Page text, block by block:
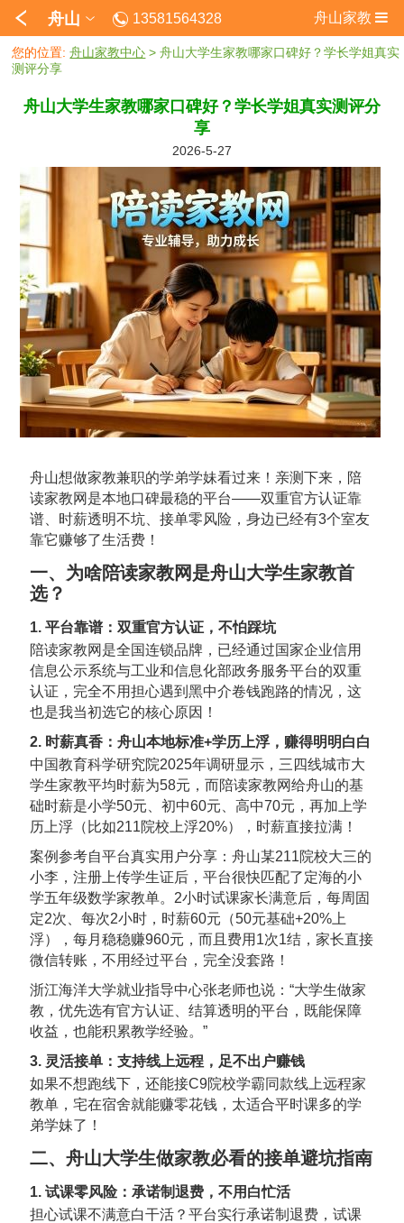
舟山 13581564328 舟山家教
您的位置:舟山家教中心 > 舟山大学生家教哪家口碑好？学长学姐真实
测评分享
舟山大学生家教哪家口碑好？学长学姐真实测评分
享
2026-5-27
舟山想做家教兼职的学弟学妹看过来！亲测下来， 陪
读家教网 是本地口碑最稳的平台——双重官方认证靠
谱、时薪透明不坑、接单零风险，身边已经有3个室友
靠它赚够了生活费！
一、为啥陪读家教网是舟山大学生家教首
选？
1. 平台靠谱：双重官方认证，不怕踩坑
陪读家教网是全国连锁品牌，已经通过国家企业信用
信息公示系统与工业和信息化部政务服务平台的双重
认证，完全不用担心遇到黑中介卷钱跑路的情况，这
也是我当初选它的核心原因！
2. 时薪真香：舟山本地标准+学历上浮，赚得明明白白
中国教育科学研究院2025年调研显示，三四线城市大
学生家教平均时薪为58元，而陪读家教网给舟山的基
础时薪是小学50元、初中60元、高中70元，再加上学
历上浮（比如211院校上浮20%），时薪直接拉满！
案例参考自平台真实用户分享 ：舟山某211院校大三的
小李，注册上传学生证后，平台很快匹配了定海的小
学五年级数学家教单。2小时试课家长满意后，每周固
定2次、每次2小时，时薪60元（50元基础+20%上
浮），每月稳稳赚960元，而且费用1次1结，家长直接
微信转账，不用经过平台，完全没套路！
浙江海洋大学就业指导中心张老师也说：“大学生做家
教，优先选有官方认证、结算透明的平台，既能保障
收益，也能积累教学经验。”
3. 灵活接单：支持线上远程，足不出户赚钱
如果不想跑线下，还能接C9院校学霸同款线上远程家
教单，宅在宿舍就能赚零花钱，太适合平时课多的学
弟学妹了！
二、舟山大学生做家教必看的接单避坑指南
1. 试课零风险：承诺制退费，不用白忙活
担心试课不满意白干活？平台实行承诺制退费，试课